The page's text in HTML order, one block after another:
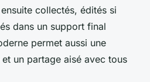
collectés, édités si
dans un support final
permet aussi une
un partage aisé avec tous